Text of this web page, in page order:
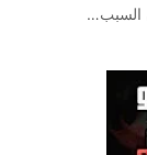
السبب…